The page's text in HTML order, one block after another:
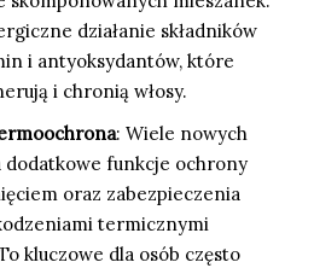
działanie składników
i antyoksydantów, które
i chronią włosy.
: Wiele nowych
dodatkowe funkcje ochrony
oraz zabezpieczenia
termicznymi
kluczowe dla osób często